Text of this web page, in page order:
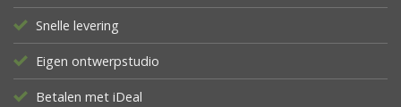
Snelle levering
Eigen ontwerpstudio
Betalen met iDeal